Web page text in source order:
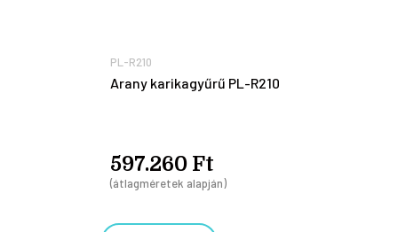
PL-R210
Arany karikagyűrű PL-R210
597.260 Ft
(átlagméretek alapján)